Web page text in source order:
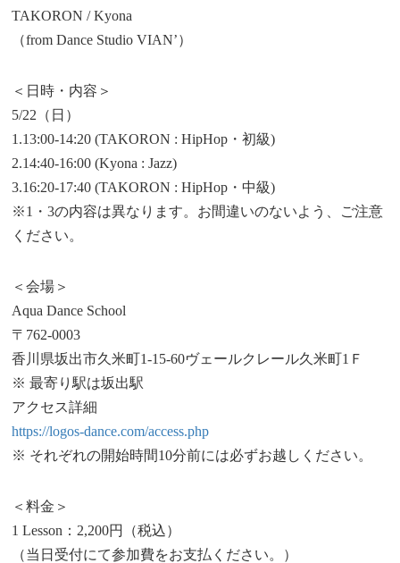
TAKORON / Kyona
（from Dance Studio VIAN’）
＜日時・内容＞
5/22（日）
1.13:00-14:20 (TAKORON : HipHop・初級)
2.14:40-16:00 (Kyona : Jazz)
3.16:20-17:40 (TAKORON : HipHop・中級)
※1・3の内容は異なります。お間違いのないよう、ご注意
ください。
＜会場＞
Aqua Dance School
〒762-0003
香川県坂出市久米町1-15-60ヴェールクレール久米町1Ｆ
※ 最寄り駅は坂出駅
アクセス詳細
https://logos-dance.com/access.php
※ それぞれの開始時間10分前には必ずお越しください。
＜料金＞
1 Lesson：2,200円（税込）
（当日受付にて参加費をお支払ください。）